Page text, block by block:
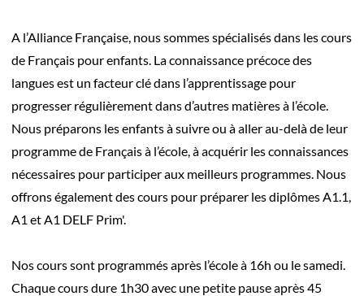
A l’Alliance Française, nous sommes spécialisés dans les cours
de Français pour enfants. La connaissance précoce des
langues est un facteur clé dans l’apprentissage pour
progresser régulièrement dans d’autres matières à l’école.
Nous préparons les enfants à suivre ou à aller au-delà de leur
programme de Français à l’école, à acquérir les connaissances
nécessaires pour participer aux meilleurs programmes. Nous
offrons également des cours pour préparer les diplômes A1.1,
A1 et A1 DELF Prim'.
Nos cours sont programmés après l’école à 16h ou le samedi.
Chaque cours dure 1h30 avec une petite pause après 45